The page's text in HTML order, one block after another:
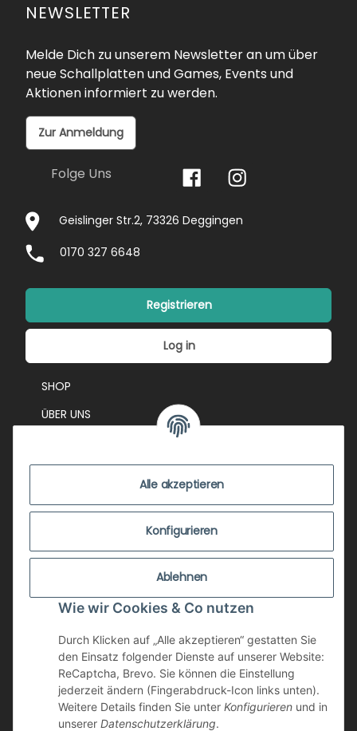
Alle akzeptieren
Konfigurieren
Ablehnen
Wie wir Cookies & Co nutzen
Durch Klicken auf „Alle akzeptieren“ gestatten Sie
den Einsatz folgender Dienste auf unserer Website:
ReCaptcha, Brevo. Sie können die Einstellung
jederzeit ändern (Fingerabdruck-Icon links unten).
Weitere Details finden Sie unter Konfigurieren und in
unserer Datenschutzerklärung.
NEWSLETTER
Melde Dich zu unserem Newsletter an um über
neue Schallplatten und Games, Events und
Aktionen informiert zu werden.
Zur Anmeldung
Folge Uns
Geislinger Str.2, 73326 Deggingen
0170 327 6648
Registrieren
Log in
SHOP
ÜBER UNS
ZUSTANDSBEWERTUNG
ZAHLUNGSMÖGLICHKEITEN
AGB
WIDERRUFSRECHT
DATENSCHUTZ
NEWSLETTER